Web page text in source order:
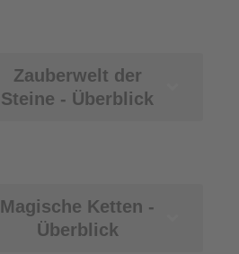
Zauberwelt der
Steine - Überblick
Magische Ketten -
Überblick